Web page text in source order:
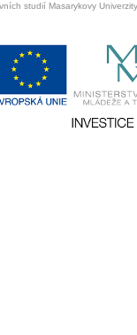
studií Masarykovy Univerzity